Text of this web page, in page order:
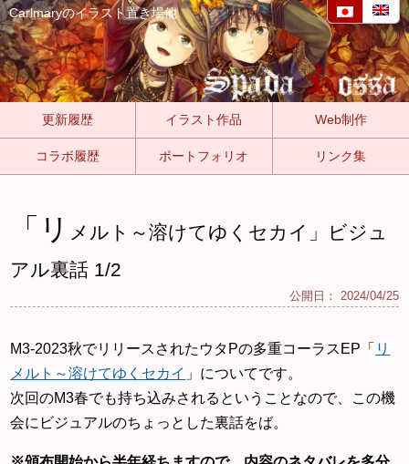
Carlmaryのイラスト置き場他
更新履歴 イラスト作品 Web制作
コラボ履歴 ポートフォリオ リンク集
「リ メルト～溶けてゆくセカイ」ビジュ
アル裏話 1/2
公開日： 2024/04/25
M3-2023秋でリリースされたウタPの多重コーラスEP「 リ
メルト～溶けてゆくセカイ 」についてです。
次回のM3春でも持ち込みされるということなので、この機
会にビジュアルのちょっとした裏話をば。